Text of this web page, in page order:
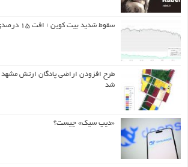
سقوط شدید بیت کوین ؛ افت ۱۵ درصدی اتریوم و میم‌کوین‌ها
طرح افزودن اراضی پادگان ارتش
شد
«دیپ سیک» چیست؟